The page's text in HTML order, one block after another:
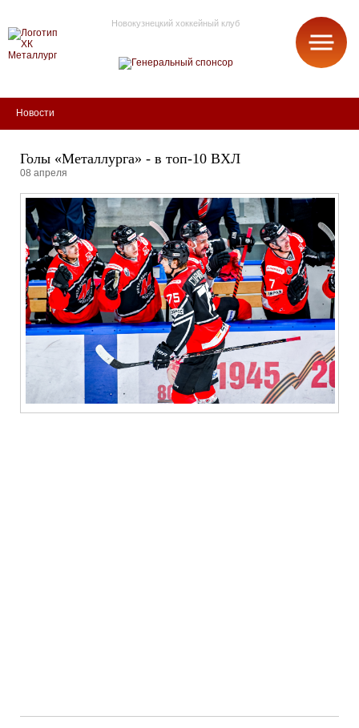
Новокузнецкий хоккейный клуб
Новости
Голы «Металлурга» - в топ-10 ВХЛ
08 апреля